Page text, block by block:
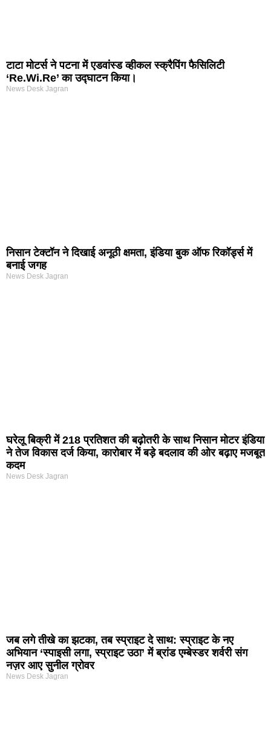
टाटा मोटर्स ने पटना में एडवांस्ड व्हीकल स्क्रैपिंग फैसिलिटी
‘Re.Wi.Re’ का उद्घाटन किया।
News Desk Jagran
निसान टेक्टॉन ने दिखाई अनूठी क्षमता, इंडिया बुक ऑफ रिकॉर्ड्स में
बनाई जगह
News Desk Jagran
घरेलू बिक्री में 218 प्रतिशत की बढ़ोतरी के साथ निसान मोटर इंडिया
ने तेज विकास दर्ज किया, कारोबार में बड़े बदलाव की ओर बढ़ाए मजबूत
कदम
News Desk Jagran
जब लगे तीखे का झटका, तब स्प्राइट दे साथ: स्प्राइट के नए
अभियान ‘स्पाइसी लगा, स्प्राइट उठा’ में ब्रांड एम्बेस्डर शर्वरी संग
नज़र आए सुनील ग्रोवर
News Desk Jagran